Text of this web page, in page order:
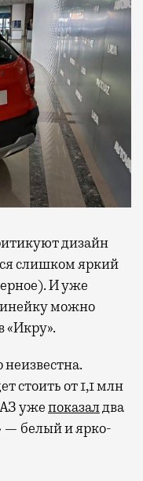
дизайн
слишком яркий
И уже
можно
«Икру».
стоить от 1,1 млн
ужепоказалдва
— белый и ярко-